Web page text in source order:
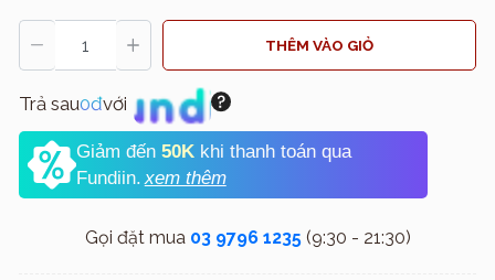
THÊM VÀO GIỎ
Trả sau0đvới
Giảm đến 50K khi thanh toán qua
Fundiin. xem thêm
Gọi đặt mua 03 9796 1235(9:30 - 21:30)